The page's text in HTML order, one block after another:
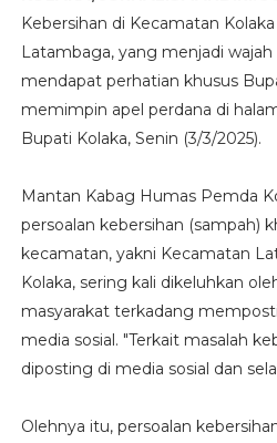
Kebersihan di Kecamatan
Latambaga, yang menjadi
mendapat perhatian khusus
memimpin apel perdana di
Bupati Kolaka, Senin (3/3/2025).
Mantan Kabag Humas Pemda
persoalan kebersihan (sampah)
kecamatan, yakni Kecamatan
Kolaka, sering kali dikeluhkan
masyarakat terkadang
media sosial. "Terkait masalah
diposting di media sosial dan
Olehnya itu, persoalan